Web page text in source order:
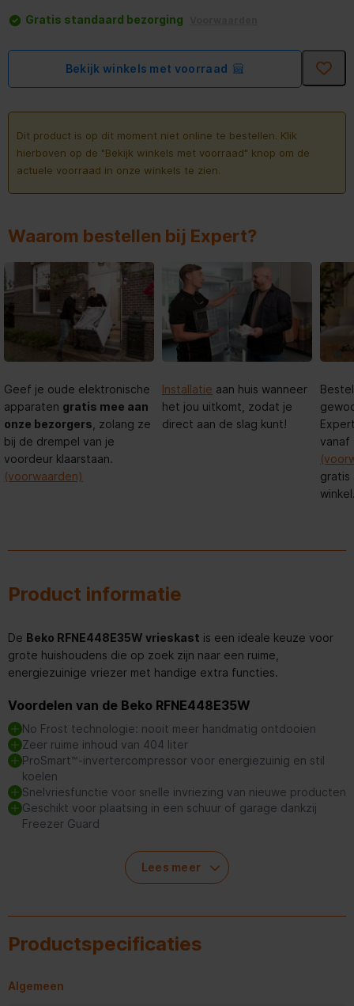
Gratis standaard bezorging
Bekijk winkels met voorraad
Dit product is op dit moment niet online te bestellen. Klik
hierboven op de "Bekijk winkels met voorraad" knop om de
actuele voorraad in onze winkels te zien.
Waarom bestellen bij Expert?
Geef je oude elektronische
apparaten gratis mee aan
onze bezorgers , zolang ze
bij de drempel van je
voordeur klaarstaan.
(voorwaarden)
Installatie aan huis wanneer
het jou uitkomt, zodat je
direct aan de slag kunt!
vanaf
gratis
Product informatie
De Beko RFNE448E35W vrieskast is een ideale keuze voor
grote huishoudens die op zoek zijn naar een ruime,
energiezuinige vriezer met handige extra functies.
Voordelen van de Beko RFNE448E35W
No Frost technologie: nooit meer handmatig ontdooien
Zeer ruime inhoud van 404 liter
ProSmart™-invertercompressor voor energiezuinig en stil
koelen
Snelvriesfunctie voor snelle invriezing van nieuwe producten
Geschikt voor plaatsing in een schuur of garage dankzij
Freezer Guard
Ruime opslagcapaciteit
producten. Dit maakt hem ideaal voor grotere huishoudens of
kunt bewaren.
Lees meer
Productspecificaties
Algemeen